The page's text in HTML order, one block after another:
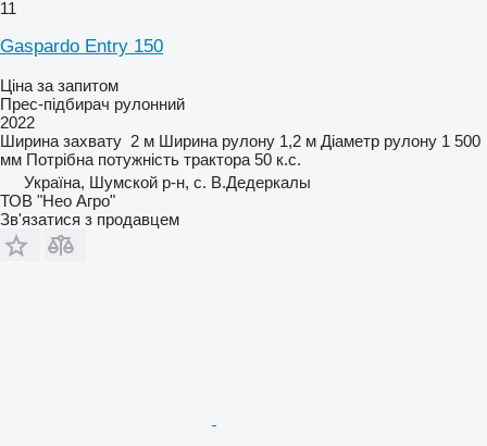
11
Gaspardo Entry 150
Ціна за запитом
Прес-підбирач рулонний
2022
Ширина захвату 2 м Ширина рулону 1,2 м Діаметр рулону 1 500
мм Потрібна потужність трактора 50 к.с.
Україна, Шумской р-н, с. В.Дедеркалы
ТОВ "Нео Агро"
Зв'язатися з продавцем